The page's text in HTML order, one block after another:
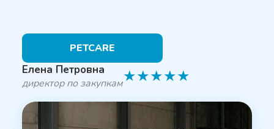
PETCARE
Елена Петровна
директор по закупкам★★★★★